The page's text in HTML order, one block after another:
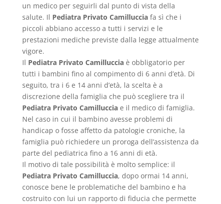
un medico per seguirli dal punto di vista della
salute. Il Pediatra Privato Camillucciafa sì che i
piccoli abbiano accesso a tutti i servizi e le
prestazioni mediche previste dalla legge attualmente
vigore.
Il Pediatra Privato Camillucciaè obbligatorio per
tutti i bambini fino al compimento di 6 anni d’età. Di
seguito, tra i 6 e 14 anni d’età, la scelta è a
discrezione della famiglia che può scegliere tra il
Pediatra Privato Camillucciae il medico di famiglia.
Nel caso in cui il bambino avesse problemi di
handicap o fosse affetto da patologie croniche, la
famiglia può richiedere un proroga dell’assistenza da
parte del pediatrica fino a 16 anni di età.
Il motivo di tale possibilità è molto semplice: il
Pediatra Privato Camilluccia, dopo ormai 14 anni,
conosce bene le problematiche del bambino e ha
costruito con lui un rapporto di fiducia che permette